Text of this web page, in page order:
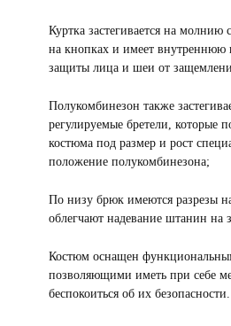
Куртка застегивается на
на кнопках и имеет внутреннюю
защиты лица и шеи от
Полукомбинезон также
регулируемые бретели, которые
костюма под размер и рост
положение полукомбинезона;
По низу брюк имеются разрезы
облегчают надевание штанин на
Костюм оснащен
позволяющими иметь при себе
беспокоиться об их безопасности.